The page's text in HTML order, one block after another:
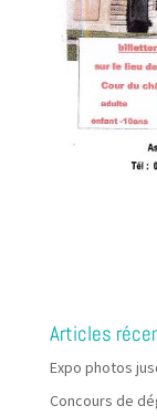
Articles
Expo photos
Concours de